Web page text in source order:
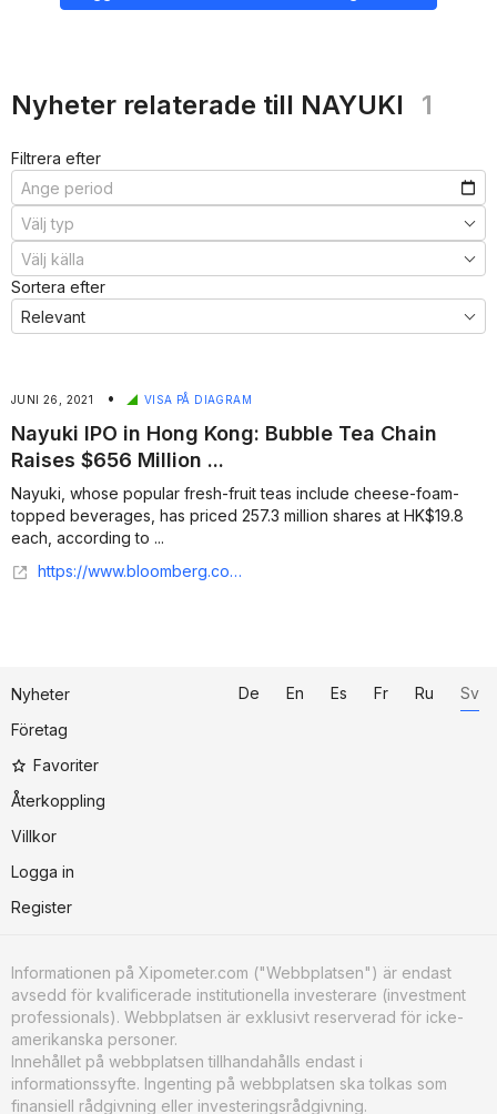
Nyheter relaterade till NAYUKI 1
Filtrera efter
Sortera efter
JUNI 26, 2021 • VISA PÅ DIAGRAM
Nayuki IPO in Hong Kong: Bubble Tea Chain
Raises $656 Million ...
Nayuki, whose popular fresh-fruit teas include cheese-foam-
topped beverages, has priced 257.3 million shares at HK$19.8
each, according to ...
https://www.bloomberg.com/news/articles/2021-06-23/bubble-tea-chain-said-to-raise-656-million-in-hong-kong-ipo
Nyheter
Företag
Favoriter
Återkoppling
Villkor
Logga in
Register
De En Es Fr Ru Sv
Informationen på Xipometer.com ("Webbplatsen") är endast
avsedd för kvalificerade institutionella investerare (investment
professionals). Webbplatsen är exklusivt reserverad för icke-
amerikanska personer.
Innehållet på webbplatsen tillhandahålls endast i
informationssyfte. Ingenting på webbplatsen ska tolkas som
finansiell rådgivning eller investeringsrådgivning.